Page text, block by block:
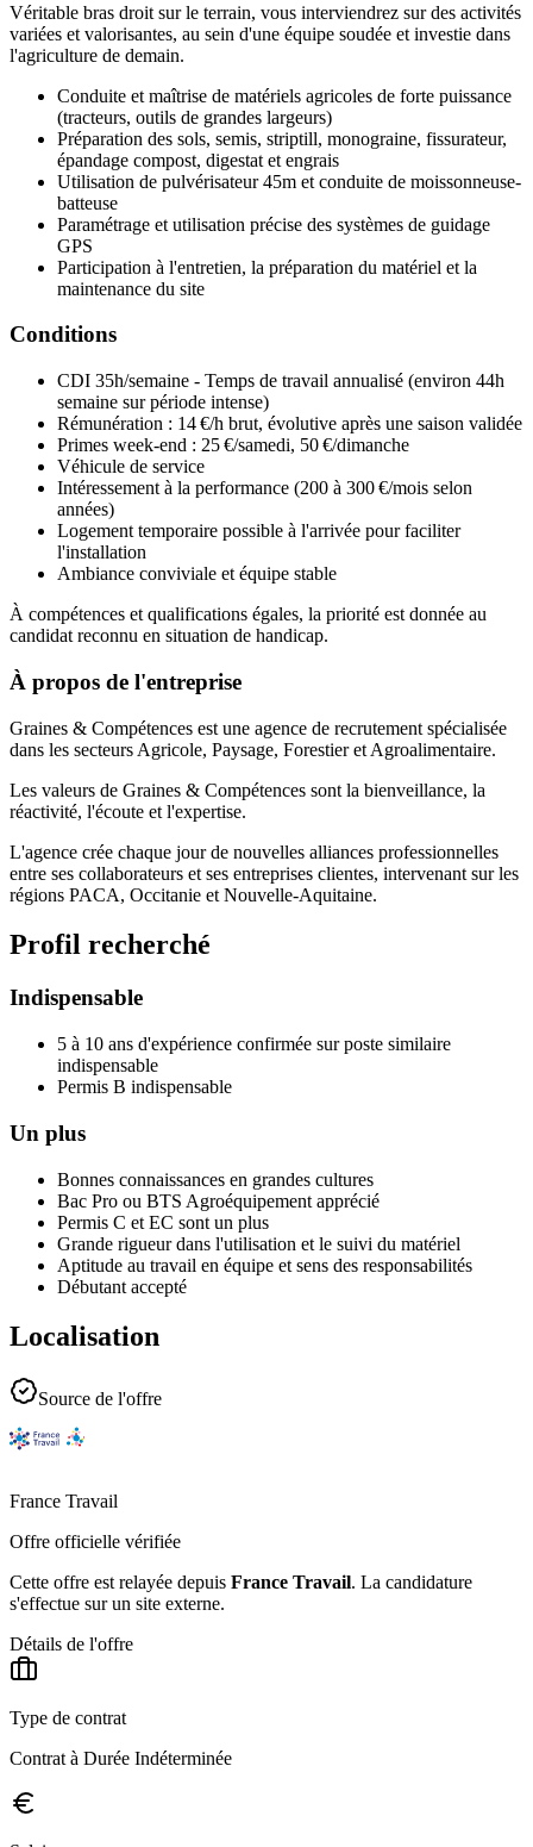
Véritable bras droit sur le terrain, vous interviendrez sur des activités
variées et valorisantes, au sein d'une équipe soudée et investie dans
l'agriculture de demain.
Conduite et maîtrise de matériels agricoles de forte puissance
(tracteurs, outils de grandes largeurs)
Préparation des sols, semis, striptill, monograine, fissurateur,
épandage compost, digestat et engrais
Utilisation de pulvérisateur 45m et conduite de moissonneuse-
batteuse
Paramétrage et utilisation précise des systèmes de guidage
GPS
Participation à l'entretien, la préparation du matériel et la
maintenance du site
Conditions
CDI 35h/semaine - Temps de travail annualisé (environ 44h
semaine sur période intense)
Rémunération : 14 €/h brut, évolutive après une saison validée
Primes week-end : 25 €/samedi, 50 €/dimanche
Véhicule de service
Intéressement à la performance (200 à 300 €/mois selon
années)
Logement temporaire possible à l'arrivée pour faciliter
l'installation
Ambiance conviviale et équipe stable
À compétences et qualifications égales, la priorité est donnée au
candidat reconnu en situation de handicap.
À propos de l'entreprise
Graines & Compétences est une agence de recrutement spécialisée
dans les secteurs Agricole, Paysage, Forestier et Agroalimentaire.
Les valeurs de Graines & Compétences sont la bienveillance, la
réactivité, l'écoute et l'expertise.
L'agence crée chaque jour de nouvelles alliances professionnelles
entre ses collaborateurs et ses entreprises clientes, intervenant sur les
régions PACA, Occitanie et Nouvelle-Aquitaine.
Profil recherché
Indispensable
5 à 10 ans d'expérience confirmée sur poste similaire
indispensable
Permis B indispensable
Un plus
Bonnes connaissances en grandes cultures
Bac Pro ou BTS Agroéquipement apprécié
Permis C et EC sont un plus
Grande rigueur dans l'utilisation et le suivi du matériel
Aptitude au travail en équipe et sens des responsabilités
Débutant accepté
Localisation
Source de l'offre
France Travail
Offre officielle vérifiée
Cette offre est relayée depuis France Travail. La candidature
s'effectue sur un site externe.
Détails de l'offre
Type de contrat
Contrat à Durée Indéterminée